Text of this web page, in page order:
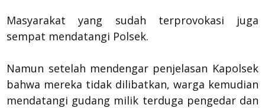
Masyarakat yang sudah terprovokasi juga
sempat mendatangi Polsek.
Namun setelah mendengar penjelasan Kapolsek
bahwa mereka tidak dilibatkan, warga kemudian
mendatangi gudang milik terduga pengedar dan